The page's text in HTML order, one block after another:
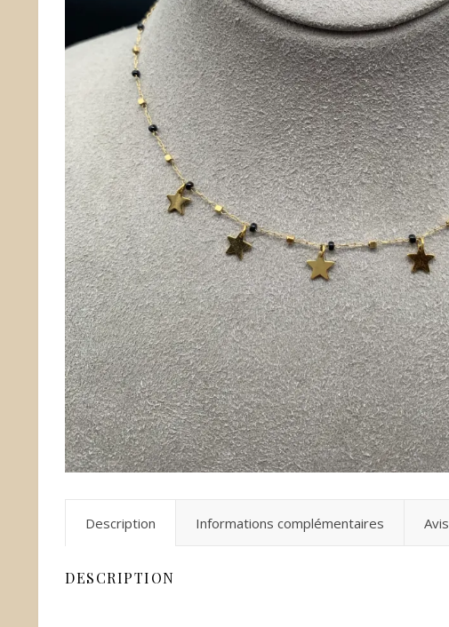
Description Informations complémentaires
DESCRIPTION